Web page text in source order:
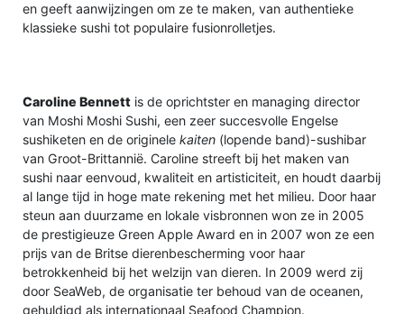
en geeft aanwijzingen om ze te maken, van authentieke
klassieke sushi tot populaire fusionrolletjes.
Caroline Bennett is de oprichtster en managing director
van Moshi Moshi Sushi, een zeer succesvolle Engelse
sushiketen en de originele kaiten (lopende band)-sushibar
van Groot-Brittannië. Caroline streeft bij het maken van
sushi naar eenvoud, kwaliteit en artisticiteit, en houdt daarbij
al lange tijd in hoge mate rekening met het milieu. Door haar
steun aan duurzame en lokale visbronnen won ze in 2005
de prestigieuze Green Apple Award en in 2007 won ze een
prijs van de Britse dierenbescherming voor haar
betrokkenheid bij het welzijn van dieren. In 2009 werd zij
door SeaWeb, de organisatie ter behoud van de oceanen,
gehuldigd als internationaal Seafood Champion.